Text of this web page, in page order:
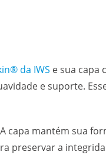
da IWS e sua capa
e suporte.
mantém sua
preservar a